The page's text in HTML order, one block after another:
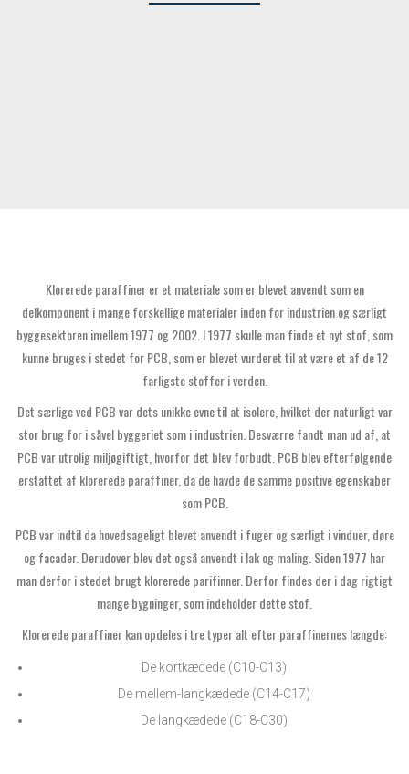
Klorerede paraffiner er et materiale som er blevet anvendt som en
delkomponent i mange forskellige materialer inden for industrien og særligt
byggesektoren imellem 1977 og 2002. I 1977 skulle man finde et nyt stof, som
kunne bruges i stedet for PCB, som er blevet vurderet til at være et af de 12
farligste stoffer i verden.
Det særlige ved PCB var dets unikke evne til at isolere, hvilket der naturligt var
stor brug for i såvel byggeriet som i industrien. Desværre fandt man ud af, at
PCB var utrolig miljøgiftigt, hvorfor det blev forbudt. PCB blev efterfølgende
erstattet af klorerede paraffiner, da de havde de samme positive egenskaber
som PCB.
PCB var indtil da hovedsageligt blevet anvendt i fuger og særligt i vinduer, døre
og facader. Derudover blev det også anvendt i lak og maling. Siden 1977 har
man derfor i stedet brugt klorerede parifinner. Derfor findes der i dag rigtigt
mange bygninger, som indeholder dette stof.
Klorerede paraffiner kan opdeles i tre typer alt efter paraffinernes længde:
De kortkædede (C10-C13)
De mellem-langkædede (C14-C17)
De langkædede (C18-C30)